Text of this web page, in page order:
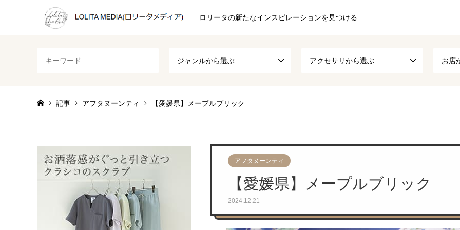
ロリータの新たなインスピレーションを見つける
ジャンルから選ぶ アクセサリから選ぶ お店
記事 アフタヌーンティ 【愛媛県】メープルブリック
アフタヌーンティ
【愛媛県】メープルブリック
2024.12.21